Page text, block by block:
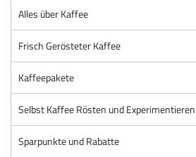
Alles über Kaffee
Frisch Gerösteter Kaffee
Kaffeepakete
Selbst Kaffee Rösten und Experimentieren
Sparpunkte und Rabatte